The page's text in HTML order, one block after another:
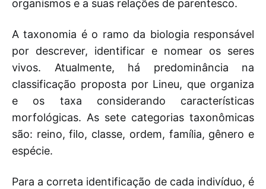
organismos e a suas relações de parentesco.
A taxonomia é o ramo da biologia responsável
por descrever, identificar e nomear os seres
vivos. Atualmente, há predominância na
classificação proposta por Lineu, que organiza
e os taxa considerando características
morfológicas. As sete categorias taxonômicas
são: reino, filo, classe, ordem, família, gênero e
espécie.
Para a correta identificação de cada indivíduo, é